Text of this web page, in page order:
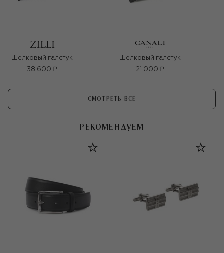
Шелковый галстук
38 600 ₽
Шелковый галстук
21 000 ₽
СМОТРЕТЬ ВСЕ
РЕКОМЕНДУЕМ